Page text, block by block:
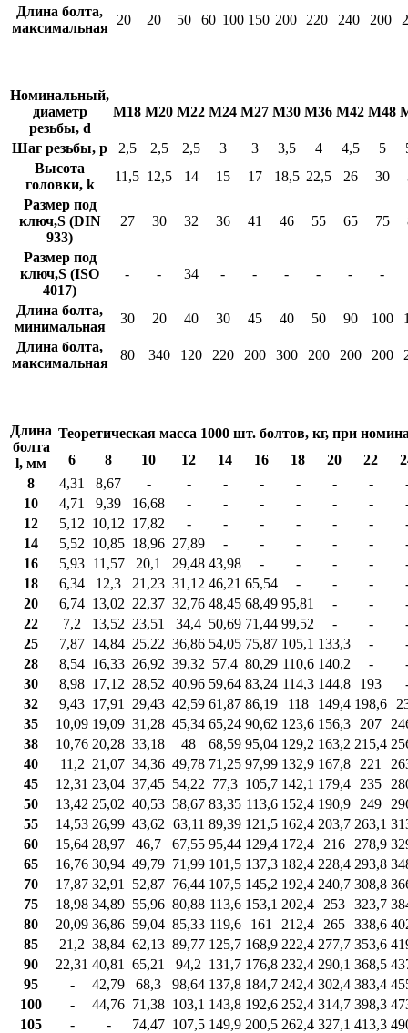
Длина болта,
максимальная
20 20 50 60 100 150 200 220 240 200
Номинальный,
диаметр
резьбы, d
М18 М20 М22 М24 М27 М30 М36 М42 М48
Шаг резьбы, p 2,5 2,5 2,5 3 3 3,5 4 4,5 5
Высота
головки, k
11,5 12,5 14 15 17 18,5 22,5 26 30
Размер под
ключ,S (DIN
933)
27 30 32 36 41 46 55 65 75
Размер под
ключ,S (ISO
4017)
- - 34 - - - - - -
Длина болта,
минимальная
30 20 40 30 45 40 50 90 100
Длина болта,
максимальная
80 340 120 220 200 300 200 200 200
Длина
болта
l, мм
Теоретическая масса 1000 шт. болтов, кг, при
6
8 10 12 14 16 18 20 22
8
4,31 8,67 - - - - - - -
10
4,71 9,39 16,68 - - - - - -
12
5,12 10,12 17,82 - - - - - -
14
5,52 10,85 18,96 27,89 - - - - -
16
5,93 11,57 20,1 29,48 43,98 - - - -
18
6,34 12,3 21,23 31,12 46,21 65,54 - - -
20
6,74 13,02 22,37 32,76 48,45 68,49 95,81 - -
22
7,2 13,52 23,51 34,4 50,69 71,44 99,52 - -
25
7,87 14,84 25,22 36,86 54,05 75,87 105,1 133,3 -
28
8,54 16,33 26,92 39,32 57,4 80,29 110,6 140,2 -
30
8,98 17,12 28,52 40,96 59,64 83,24 114,3 144,8 193
32
9,43 17,91 29,43 42,59 61,87 86,19 118 149,4 198,6
35
10,09 19,09 31,28 45,34 65,24 90,62 123,6 156,3 207
38
10,76 20,28 33,18 48 68,59 95,04 129,2 163,2 215,4
40
11,2 21,07 34,36 49,78 71,25 97,99 132,9 167,8 221
45
12,31 23,04 37,45 54,22 77,3 105,7 142,1 179,4 235
50
13,42 25,02 40,53 58,67 83,35 113,6 152,4 190,9 249
55
14,53 26,99 43,62 63,11 89,39 121,5 162,4 203,7 263,1
60
15,64 28,97 46,7 67,55 95,44 129,4 172,4 216 278,9
65
16,76 30,94 49,79 71,99 101,5 137,3 182,4 228,4 293,8
70
17,87 32,91 52,87 76,44 107,5 145,2 192,4 240,7 308,8
75
18,98 34,89 55,96 80,88 113,6 153,1 202,4 253 323,7
80
20,09 36,86 59,04 85,33 119,6 161 212,4 265 338,6
85
21,2 38,84 62,13 89,77 125,7 168,9 222,4 277,7 353,6
90
22,31 40,81 65,21 94,2 131,7 176,8 232,4 290,1 368,5
95
- 42,79 68,3 98,64 137,8 184,7 242,4 302,4 383,4
100
- 44,76 71,38 103,1 143,8 192,6 252,4 314,7 398,3
105
- - 74,47 107,5 149,9 200,5 262,4 327,1 413,3